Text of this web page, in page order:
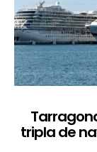
tripla de